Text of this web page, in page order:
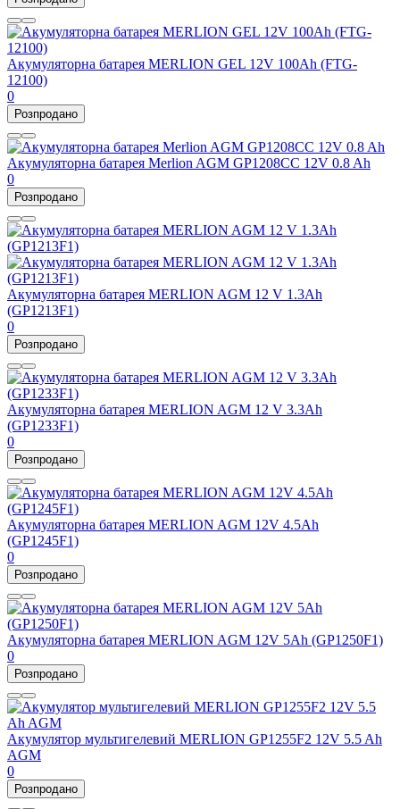
Акумуляторна батарея MERLION GEL 12V 100Ah (FTG-
12100)
0
Розпродано
Акумуляторна батарея Merlion AGM GP1208СС 12V 0.8 Ah
0
Розпродано
Акумуляторна батарея MERLION AGM 12 V 1.3Ah
(GP1213F1)
0
Розпродано
Акумуляторна батарея MERLION AGM 12 V 3.3Ah
(GP1233F1)
0
Розпродано
Акумуляторна батарея MERLION AGM 12V 4.5Ah
(GP1245F1)
0
Розпродано
Акумуляторна батарея MERLION AGM 12V 5Ah (GP1250F1)
0
Розпродано
Акумулятор мультигелевий MERLION GP1255F2 12V 5.5 Ah
AGM
0
Розпродано